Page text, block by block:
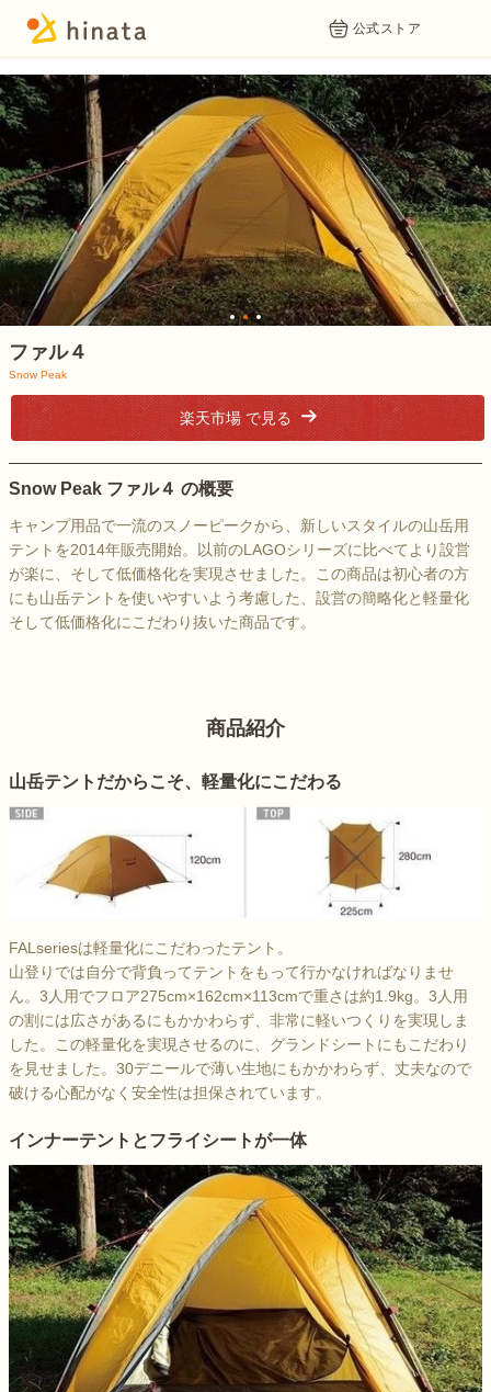
公式ストア
1 2 3
ファル４
Snow Peak
楽天市場 で見る
Snow Peak ファル４ の概要
キャンプ用品で一流のスノーピークから、新しいスタイルの山岳用
テントを2014年販売開始。以前のLAGOシリーズに比べてより設営
が楽に、そして低価格化を実現させました。この商品は初心者の方
にも山岳テントを使いやすいよう考慮した、設営の簡略化と軽量化
そして低価格化にこだわり抜いた商品です。
商品紹介
山岳テントだからこそ、軽量化にこだわる
FALseriesは軽量化にこだわったテント。
山登りでは自分で背負ってテントをもって行かなければなりませ
ん。3人用でフロア275cm×162cm×113cmで重さは約1.9kg。3人用
の割には広さがあるにもかかわらず、非常に軽いつくりを実現しま
した。この軽量化を実現させるのに、グランドシートにもこだわり
を見せました。30デニールで薄い生地にもかかわらず、丈夫なので
破ける心配がなく安全性は担保されています。
インナーテントとフライシートが一体